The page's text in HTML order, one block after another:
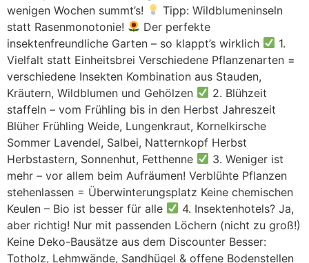
wenigen Wochen summt’s!
Tipp: Wildblumeninseln
statt Rasenmonotonie!
Der perfekte
insektenfreundliche Garten – so klappt’s wirklich
1.
Vielfalt statt Einheitsbrei Verschiedene Pflanzenarten =
verschiedene Insekten Kombination aus Stauden,
Kräutern, Wildblumen und Gehölzen
2. Blühzeit
staffeln – vom Frühling bis in den Herbst Jahreszeit
Blüher Frühling Weide, Lungenkraut, Kornelkirsche
Sommer Lavendel, Salbei, Natternkopf Herbst
Herbstastern, Sonnenhut, Fetthenne
3. Weniger ist
mehr – vor allem beim Aufräumen! Verblühte Pflanzen
stehenlassen = Überwinterungsplatz Keine chemischen
Keulen – Bio ist besser für alle
4. Insektenhotels? Ja,
aber richtig! Nur mit passenden Löchern (nicht zu groß!)
Keine Deko-Bausätze aus dem Discounter Besser:
Totholz, Lehmwände, Sandhügel & offene Bodenstellen